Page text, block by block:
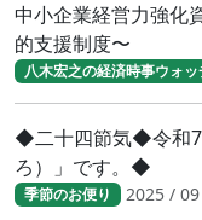
中小企業経営力強化
的支援制度〜
八木宏之の経済時事ウォッ
◆二十四節気◆令和7
ろ）」です。◆
季節のお便り 2025 /